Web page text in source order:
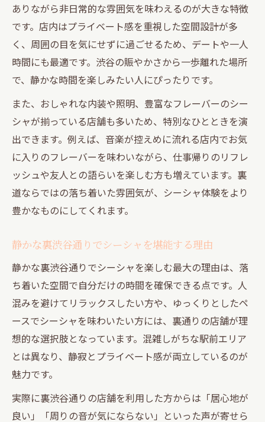
ありながら非日常的な雰囲気を味わえるのが大きな特徴
です。店内はプライベート感を重視した空間設計が多
く、周囲の目を気にせずに過ごせるため、デートや一人
時間にも最適です。渋谷の賑やかさから一歩離れた場所
で、静かな時間を楽しみたい人にぴったりです。
また、おしゃれな内装や照明、豊富なフレーバーのシー
シャが揃っている店舗も多いため、特別なひとときを演
出できます。例えば、音楽が控えめに流れる店内でお気
に入りのフレーバーを味わいながら、仕事帰りのリフレ
ッシュや友人との語らいを楽しむ方も増えています。裏
道ならではの落ち着いた雰囲気が、シーシャ体験をより
豊かなものにしてくれます。
静かな裏渋谷通りでシーシャを堪能する理由
静かな裏渋谷通りでシーシャを楽しむ最大の理由は、落
ち着いた空間で自分だけの時間を確保できる点です。人
混みを避けてリラックスしたい方や、ゆっくりとしたペ
ースでシーシャを味わいたい方には、裏通りの店舗が理
想的な選択肢となっています。混雑しがちな駅前エリア
とは異なり、静寂とプライベート感が両立しているのが
魅力です。
実際に裏渋谷通りの店舗を利用した方からは「居心地が
良い」「周りの音が気にならない」といった声が寄せら